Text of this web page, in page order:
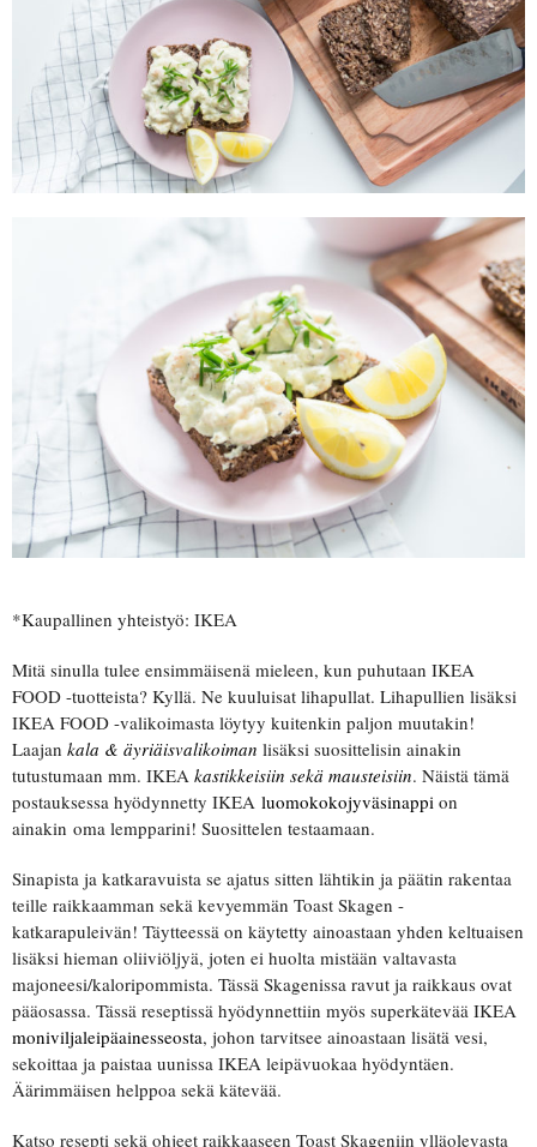
*Kaupallinen yhteistyö: IKEA
Mitä sinulla tulee ensimmäisenä mieleen, kun puhutaan IKEA
FOOD -tuotteista? Kyllä. Ne kuuluisat lihapullat. Lihapullien lisäksi
IKEA FOOD -valikoimasta löytyy kuitenkin paljon muutakin!
Laajan kala & äyriäisvalikoiman lisäksi suosittelisin ainakin
tutustumaan mm. IKEA kastikkeisiin sekä mausteisiin. Näistä tämä
postauksessa hyödynnetty IKEA luomokokojyväsinappi on
ainakin oma lempparini! Suosittelen testaamaan.
Sinapista ja katkaravuista se ajatus sitten lähtikin ja päätin rakentaa
teille raikkaamman sekä kevyemmän Toast Skagen -
katkarapuleivän! Täytteessä on käytetty ainoastaan yhden keltuaisen
lisäksi hieman oliiviöljyä, joten ei huolta mistään valtavasta
majoneesi/kaloripommista. Tässä Skagenissa ravut ja raikkaus ovat
pääosassa. Tässä reseptissä hyödynnettiin myös superkätevää IKEA
moniviljaleipäainesseosta, johon tarvitsee ainoastaan lisätä vesi,
sekoittaa ja paistaa uunissa IKEA leipävuokaa hyödyntäen.
Äärimmäisen helppoa sekä kätevää.
Katso resepti sekä ohjeet raikkaaseen Toast Skageniin ylläolevasta